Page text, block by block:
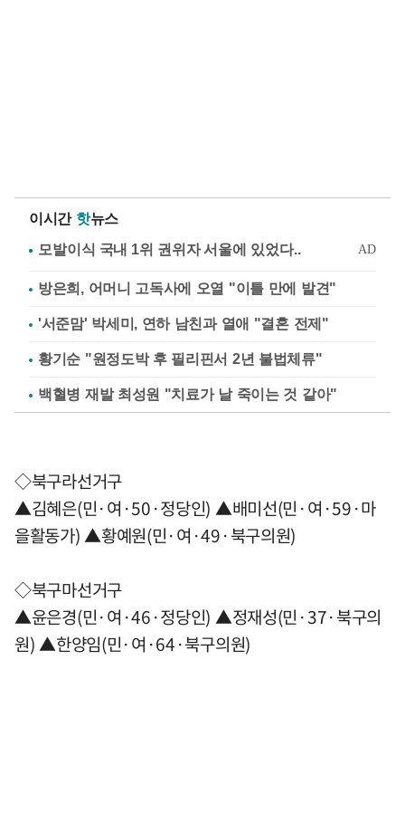
이시간 핫뉴스
방은희, 어머니 고독사에 오열 "이틀 만에 발견"
'서준맘' 박세미, 연하 남친과 열애 "결혼 전제"
황기순 "원정도박 후 필리핀서 2년 불법체류"
백혈병 재발 최성원 "치료가 날 죽이는 것 같아"
◇북구라선거구
▲김혜은(민·여·50·정당인) ▲배미선(민·여·59·마
을활동가) ▲황예원(민·여·49·북구의원)
◇북구마선거구
▲윤은경(민·여·46·정당인) ▲정재성(민·37·북구의
원) ▲한양임(민·여·64·북구의원)